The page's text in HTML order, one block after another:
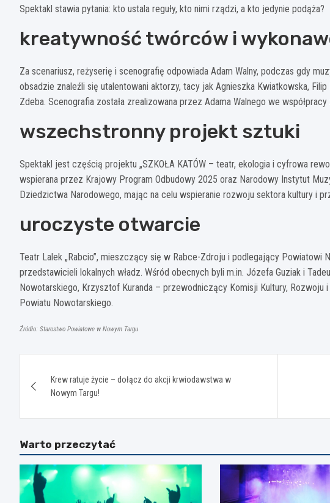
Spektakl stawia pytania: kto ustala reguły, kto nimi rządzi, a kto jedynie podąża?
kreatywność twórców i
Za scenariusz, reżyserię i scenografię odpowiada Adam Walny, podczas gdy
obsadzie znaleźli się utalentowani aktorzy, tacy jak Agnieszka Kwiatkowska,
Zdeba. Scenografia została zrealizowana przez Adama Walnego we
wszechstronny projekt sztuki
Spektakl jest częścią projektu „SZKOŁA KATÓW – teatr, ekologia i cyfrowa
wspierana przez Krajowy Program Odbudowy 2025 oraz Narodowy Instytut
Dziedzictwa Narodowego, mając na celu wspieranie rozwoju sektora kultury i
uroczyste otwarcie
Teatr Lalek „Rabcio”, mieszczący się w Rabce-Zdroju i podlegający Powiatowi
przedstawicieli lokalnych władz. Wśród obecnych byli m.in. Józefa Guziak i
Nowotarskiego, Krzysztof Kuranda – przewodniczący Komisji Kultury, Rozwoju
Powiatu Nowotarskiego.
Źródło: Starostwo Powiatowe w Nowym Targu
wpisuKrew ratuje życie – dołącz do akcji krwiodawstwa w
Nowym Targu!
Warto przeczytać